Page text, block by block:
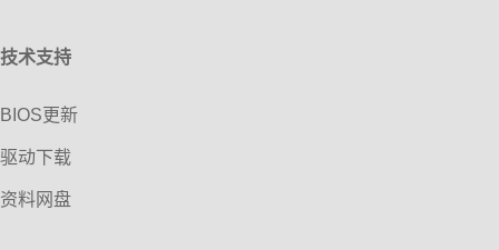
技术支持
BIOS更新
驱动下载
资料网盘